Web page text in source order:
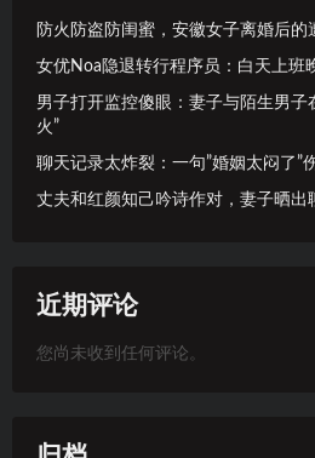
防火防盗防闺蜜，安徽女子离婚后的
女优Noa隐退转行程序员：白天上班
男子打开监控傻眼：妻子与陌生男子
火”
聊天记录太炸裂：一句”婚姻太闷了”
丈夫和红颜知己吟诗作对，妻子晒出
近期评论
您尚未收到任何评论。